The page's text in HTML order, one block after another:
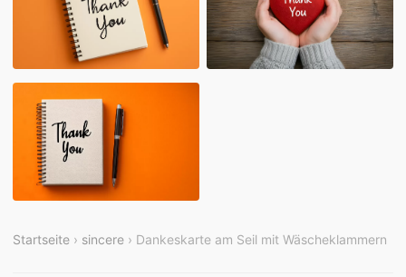
Startseite › sincere › Dankeskarte am Seil mit Wäscheklammern